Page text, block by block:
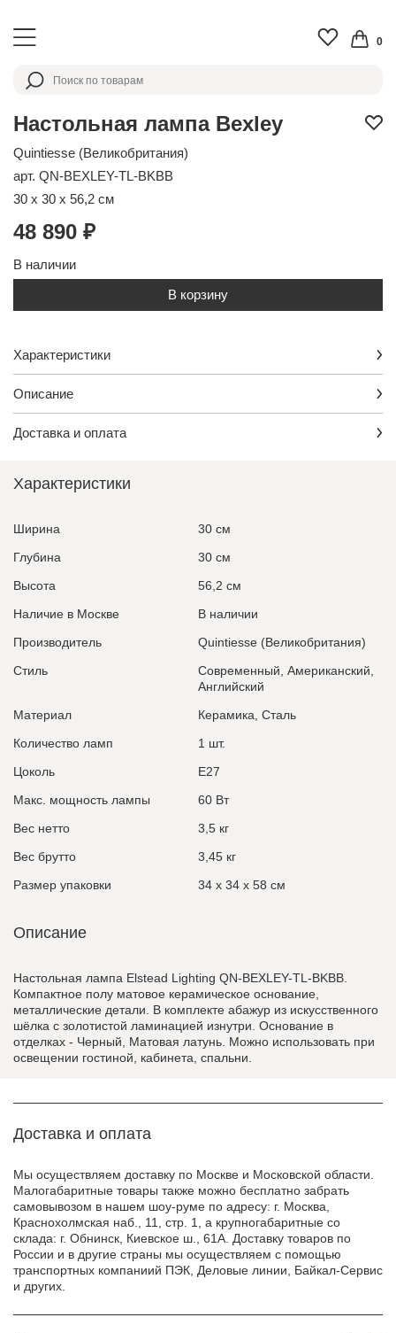
0
Настольная лампа Bexley
Quintiesse (Великобритания)
арт. QN-BEXLEY-TL-BKBB
30 x 30 x 56,2 см
48 890 ₽
В наличии
В корзину
Характеристики
Описание
Доставка и оплата
Характеристики
Ширина
30 см
Глубина
30 см
Высота
56,2 см
Наличие в Москве
В наличии
Производитель
Quintiesse (Великобритания)
Стиль
Современный, Американский,
Английский
Материал
Керамика, Сталь
Количество ламп
1 шт.
Цоколь
E27
Макс. мощность лампы
60 Вт
Вес нетто
3,5 кг
Вес брутто
3,45 кг
Размер упаковки
34 x 34 x 58 см
Описание
Настольная лампа Elstead Lighting QN-BEXLEY-TL-BKBB.
Компактное полу матовое керамическое основание,
металлические детали. В комплекте абажур из искусственного
шёлка с золотистой ламинацией изнутри. Основание в
отделках - Черный, Матовая латунь. Можно использовать при
освещении гостиной, кабинета, спальни.
Доставка и оплата
Мы осуществляем доставку по Москве и Московской области.
Малогабаритные товары также можно бесплатно забрать
самовывозом в нашем шоу-руме по адресу: г. Москва,
Краснохолмская наб., 11, стр. 1, а крупногабаритные со
склада: г. Обнинск, Киевское ш., 61А. Доставку товаров по
России и в другие страны мы осуществляем с помощью
транспортных компаниий ПЭК, Деловые линии, Байкал-Сервис
и других.